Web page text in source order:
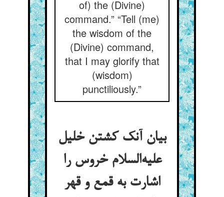
of) the (Divine)
command.” “Tell (me)
the wisdom of the
(Divine) command,
that I may glorify that
(wisdom)
punctiliously.”
بیان آنک کشتن خلیل
علیه‌السلام خروس را
اشارت به قمع و قهر